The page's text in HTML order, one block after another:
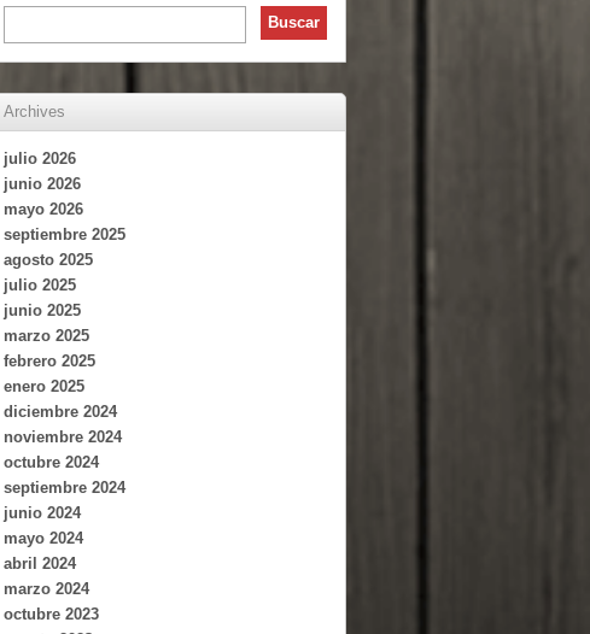
Archives
julio 2026
junio 2026
mayo 2026
septiembre 2025
agosto 2025
julio 2025
junio 2025
marzo 2025
febrero 2025
enero 2025
diciembre 2024
noviembre 2024
octubre 2024
septiembre 2024
junio 2024
mayo 2024
abril 2024
marzo 2024
octubre 2023